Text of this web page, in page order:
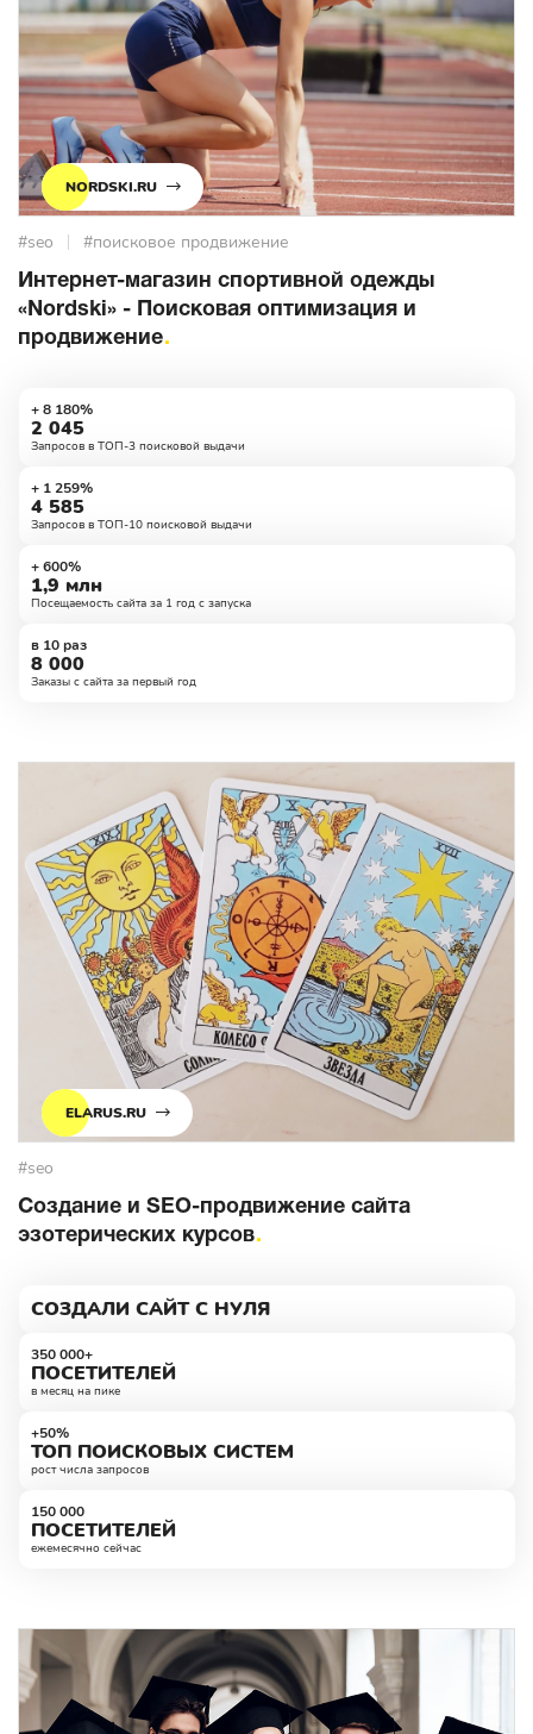
NORDSKI.RU
#seo #поисковое продвижение
Интернет-магазин спортивной одежды
«Nordski» - Поисковая оптимизация и
продвижение
+ 8 180%
2 045
Запросов в ТОП-3 поисковой выдачи
+ 1 259%
4 585
Запросов в ТОП-10 поисковой выдачи
+ 600%
1,9 млн
Посещаемость сайта за 1 год с запуска
в 10 раз
8 000
Заказы с сайта за первый год
ELARUS.RU
#seo
Создание и SEO-продвижение сайта
эзотерических курсов
СОЗДАЛИ САЙТ С НУЛЯ
350 000+
ПОСЕТИТЕЛЕЙ
в месяц на пике
+50%
ТОП ПОИСКОВЫХ СИСТЕМ
рост числа запросов
150 000
ПОСЕТИТЕЛЕЙ
ежемесячно сейчас